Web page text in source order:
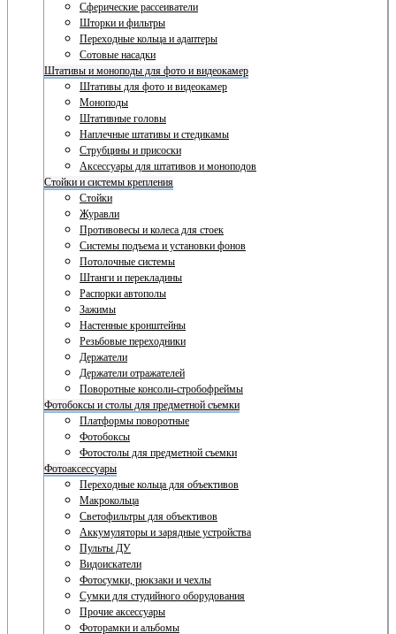
Сферические рассеиватели
Шторки и фильтры
Переходные кольца и адаптеры
Сотовые насадки
Штативы и моноподы для фото и видеокамер
Штативы для фото и видеокамер
Моноподы
Штативные головы
Наплечные штативы и стедикамы
Струбцины и присоски
Аксессуары для штативов и моноподов
Стойки и системы крепления
Стойки
Журавли
Противовесы и колеса для стоек
Системы подъема и установки фонов
Потолочные системы
Штанги и перекладины
Распорки автополы
Зажимы
Настенные кронштейны
Резьбовые переходники
Держатели
Держатели отражателей
Поворотные консоли-стробофреймы
Фотобоксы и столы для предметной съемки
Платформы поворотные
Фотобоксы
Фотостолы для предметной съемки
Фотоаксессуары
Переходные кольца для объективов
Макрокольца
Светофильтры для объективов
Аккумуляторы и зарядные устройства
Пульты ДУ
Видоискатели
Фотосумки, рюкзаки и чехлы
Сумки для студийного оборудования
Прочие аксессуары
Фоторамки и альбомы